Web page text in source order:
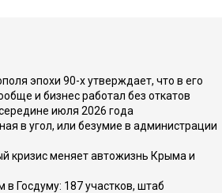
эпохи 90-х утверждает, что в его
и бизнес работал без откатов
июля 2026 года
в угол, или безумие в администрации
кризис меняет автожизнь Крыма и
в Госдуму: 187 участков, штаб